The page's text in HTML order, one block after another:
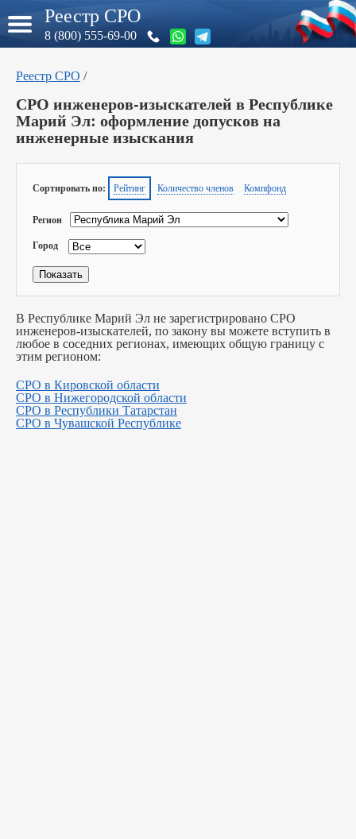
Реестр СРО
8 (800) 555-69-00
Реестр СРО /
СРО инженеров-изыскателей в Республике
Марий Эл: оформление допусков на
инженерные изыскания
Сортировать по: Рейтинг Количество членов Компфонд
Регион
Город
В Республике Марий Эл не зарегистрировано СРО
инженеров-изыскателей, по закону вы можете вступить в
любое в соседних регионах, имеющих общую границу с
этим регионом:
СРО в Кировской области
СРО в Нижегородской области
СРО в Республики Татарстан
СРО в Чувашской Республике